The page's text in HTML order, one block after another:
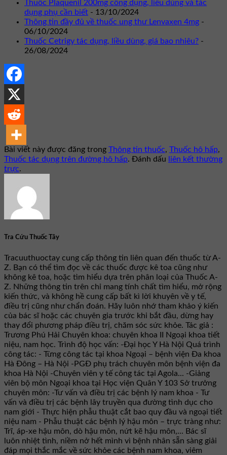
Thuốc Plaquenil 200mg công dụng, liều dùng và tác
dụng phụ cần biết - 13/10/2024
Thông tin đầy đủ về thuốc ung thư Lenvaxen 4mg -
06/10/2024
Thuốc Cetrigy tác dụng, liều dùng, giá bao nhiêu? -
26/08/2024
Bài viết này được đăng trong Thông tin thuốc, Thuốc hô hấp,
Thuốc tác dụng trên đường hô hấp. Đánh dấu
liên kết thường
trực.
Tra Cứu Thuốc Tây
Tracuuthuoctay cung cấp thông tin liên quan đến thuốc từ A-
Z. Bạn có thể tìm đọc về các thuốc được kê toa cũng như
không kê toa, hoặc tìm hiểu dựa trên phân loại của Thuốc A-
Z. Những thông tin trên chỉ mang tính chất tìm hiểu, mở rộng
kiến thức, và không hề cung cấp bất kì lời khuyên về y tế,
điều trị cũng như chẩn đoán. Hãy luôn nhớ tham khảo ý kiến
của bác sĩ hoặc các chuyên gia trước khi bắt đầu, dừng hay
thay đổi phương pháp điều trị, chăm sóc sức khỏe. Tác giả :
Trương Phú Hải Chuyên khoa: chuyên khoa II Ngoại khoa tiết
niệu, nam học. Trình độ học vấn: -Đại học Y Hà Nội Quá trình
công tác: - Từng công tác tại khoa Ngoại – bệnh viện Đa khoa
Hà Đông – Hà Nội -PGĐ phụ trách chuyên môn bệnh viện đa
khoa Hà Nội -Chuyên viên y tế công tác tại Agola... -Giảng
viên bộ môn Ngoại khoa tại Học viện Quân Y 103 Sở trưởng
chuyên môn: -Tư vấn và điều trị các bệnh lý nam khoa - Tư
vấn và điều trị các bệnh lây truyền qua đường tình dục cho
nam giới - Thực hiện phẫu thuật cắt bao quy đầu và ngoại tiết
niệu nam - Phẫu thuật các bệnh lý hậu môn – trực tràng như:
Trĩ, áp-xe hậu môn, dò hậu môn, nứt kẽ hậu môn,... Bác sĩ
luôn nhiệt tình, niềm nở hết mình vì bệnh nhân sẵn sàng giải
đáp mọi thắc mắc về sức khỏe các bệnh nam khoa, viêm